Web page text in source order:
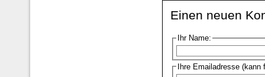
Einen neuen
Ihr Name:
Ihre Emailadresse